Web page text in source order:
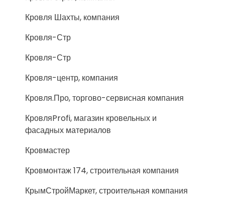
Кровля Шахты, компания
Кровля-Стр
Кровля-Стр
Кровля-центр, компания
Кровля.Про, торгово-сервисная компания
КровляProfi, магазин кровельных и
фасадных материалов
Кровмастер
Кровмонтаж 174, строительная компания
КрымСтройМаркет, строительная компания